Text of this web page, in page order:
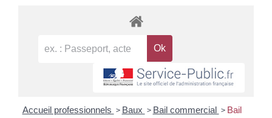
Accueil professionnels > Baux > Bail commercial > Bail